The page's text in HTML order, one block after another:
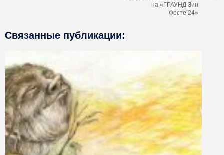
на «ГРАУНД Зин
Фесте’24»
Связанные публикации: